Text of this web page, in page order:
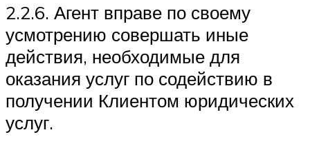
2.2.6. Агент вправе по своему
усмотрению совершать иные
действия, необходимые для
оказания услуг по содействию в
получении Клиентом юридических
услуг.